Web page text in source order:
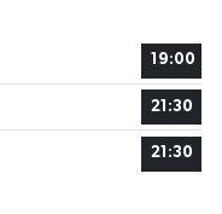
19:00
21:30
21:30